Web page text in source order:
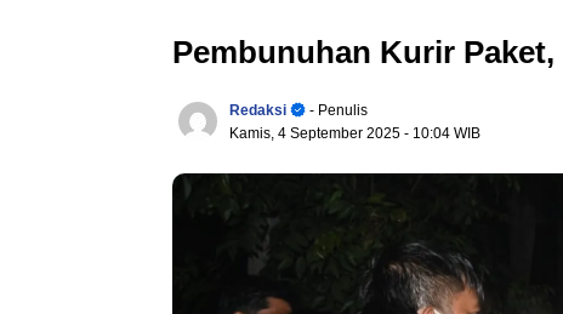
Pembunuhan Kurir
Redaksi
- Penulis
Kamis, 4 September 2025 - 10:04 WIB